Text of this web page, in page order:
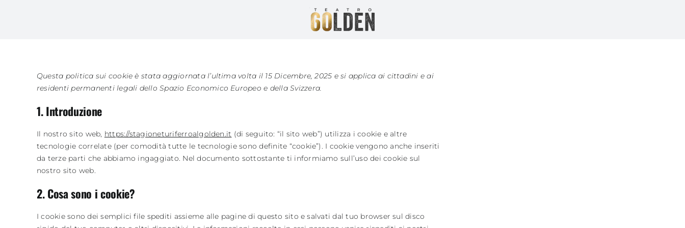
Questa politica sui cookie è stata aggiornata l’ultima volta il 15 Dicembre, 2025 e si applica ai cittadini e ai
residenti permanenti legali dello Spazio Economico Europeo e della Svizzera.
1. Introduzione
Il nostro sito web, https://stagioneturiferroalgolden.it (di seguito: “il sito web”) utilizza i cookie e altre
tecnologie correlate (per comodità tutte le tecnologie sono definite “cookie”). I cookie vengono anche inseriti
da terze parti che abbiamo ingaggiato. Nel documento sottostante ti informiamo sull’uso dei cookie sul
nostro sito web.
2. Cosa sono i cookie?
I cookie sono dei semplici file spediti assieme alle pagine di questo sito e salvati dal tuo browser sul disco